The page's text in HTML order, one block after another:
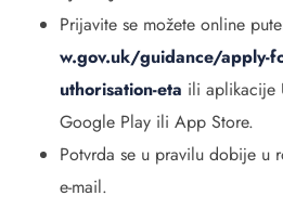
Prijavite se možete online
w.gov.uk/guidance/apply-
uthorisation-eta ili aplikacije
Google Play ili App Store.
Potvrda se u pravilu dobije u
e-mail.